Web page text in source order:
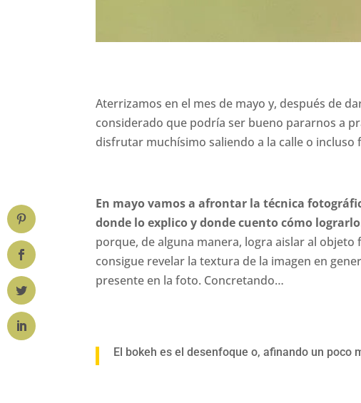
Aterrizamos en el mes de mayo y, después de
considerado que podría ser bueno pararnos a
disfrutar muchísimo saliendo a la calle o
En mayo vamos a afrontar la técnica
donde lo explico y donde cuento cómo
porque, de alguna manera, logra aislar al
consigue revelar la textura de la imagen en
presente en la foto. Concretando…
El bokeh es el desenfoque o, afinando un poco